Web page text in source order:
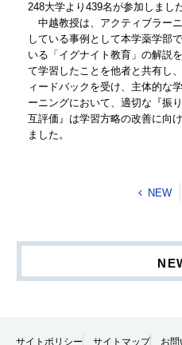
248大学より439名が参加しました
中越教授は、アクティブラー
している事例として本学薬学部
いる「イグナイト教育」の解説
て学習したことを他者と共有し
ィードバックを受け、主体的な
ーニングにおいて、適切な『振
互評価』は学習方略の改善に向
ました。
NEW
サイトポリシー サイトマップ お